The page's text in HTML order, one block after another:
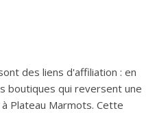
des liens d'affiliation : en
boutiques qui reversent une
Plateau Marmots. Cette